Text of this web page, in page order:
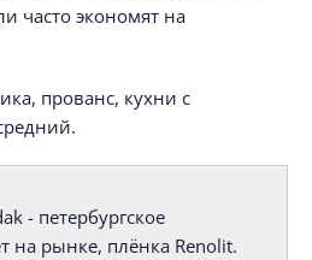
часто экономят на
прованс, кухни с
- петербургское
на рынке, плёнка Renolit.